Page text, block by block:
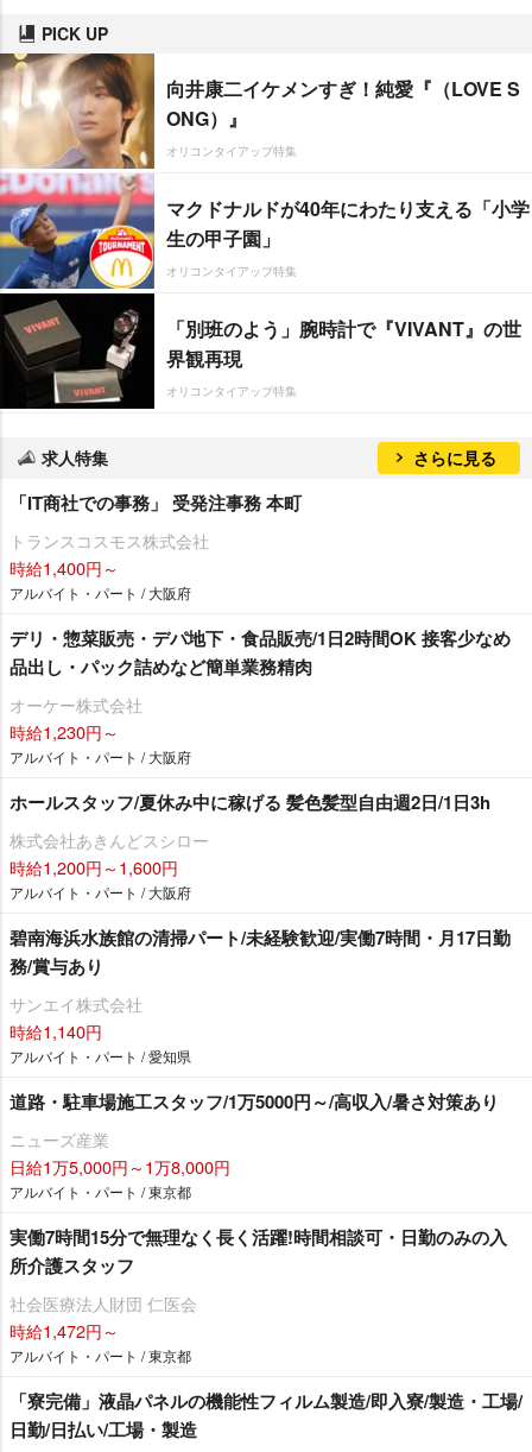
PICK UP
向井康二イケメンすぎ！純愛『（LOVE S
ONG）』
オリコンタイアップ特集
マクドナルドが40年にわたり支える「小学
生の甲子園」
オリコンタイアップ特集
「別班のよう」腕時計で『VIVANT』の世
界観再現
オリコンタイアップ特集
求人特集 さらに見る
「IT商社での事務」 受発注事務 本町
トランスコスモス株式会社
時給1,400円～
アルバイト・パート / 大阪府
デリ・惣菜販売・デパ地下・食品販売/1日2時間OK 接客少なめ
品出し・パック詰めなど簡単業務精肉
オーケー株式会社
時給1,230円～
アルバイト・パート / 大阪府
ホールスタッフ/夏休み中に稼げる 髪色髪型自由週2日/1日3h
株式会社あきんどスシロー
時給1,200円～1,600円
アルバイト・パート / 大阪府
碧南海浜水族館の清掃パート/未経験歓迎/実働7時間・月17日勤
務/賞与あり
サンエイ株式会社
時給1,140円
アルバイト・パート / 愛知県
道路・駐車場施工スタッフ/1万5000円～/高収入/暑さ対策あり
ニューズ産業
日給1万5,000円～1万8,000円
アルバイト・パート / 東京都
実働7時間15分で無理なく長く活躍!時間相談可・日勤のみの入
所介護スタッフ
社会医療法人財団 仁医会
時給1,472円～
アルバイト・パート / 東京都
「寮完備」液晶パネルの機能性フィルム製造/即入寮/製造・工場/
日勤/日払い/工場・製造